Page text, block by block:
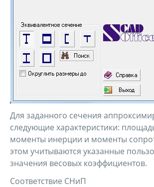
Для заданного сечения
следующие характеристики:
моменты инерции и моменты
этом учитываются указанные
значения весовых коэффициентов.
Соответствие СНиП